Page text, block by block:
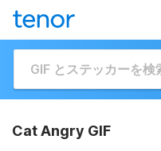
Cat Angry GIF